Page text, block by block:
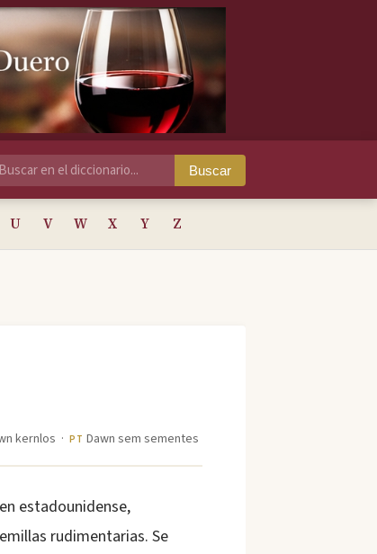
Buscar
U V W X Y Z
kernlos ·PT Dawn sem sementes
estadounidense,
rudimentarias. Se